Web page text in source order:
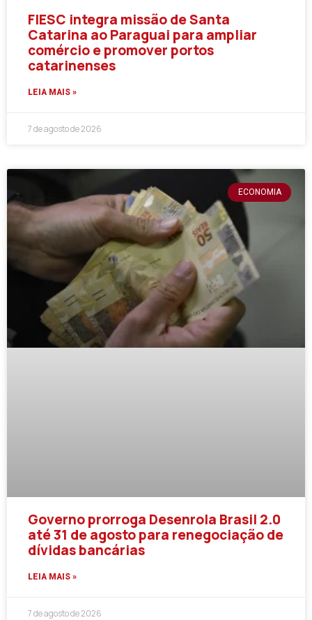
FIESC integra missão de Santa
Catarina ao Paraguai para ampliar
comércio e promover portos
catarinenses
LEIA MAIS »
7 de agosto de 2026
ECONOMIA
Governo prorroga Desenrola Brasil 2.0
até 31 de agosto para renegociação de
dívidas bancárias
LEIA MAIS »
7 de agosto de 2026